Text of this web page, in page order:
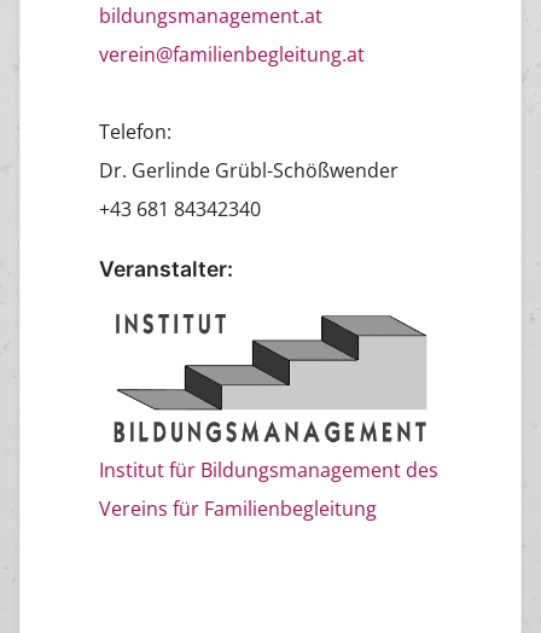
bildungsmanagement.at
verein@familienbegleitung.at
Telefon:
Dr. Gerlinde Grübl-Schößwender
+43 681 84342340
Veranstalter:
Institut für Bildungsmanagement des
Vereins für Familienbegleitung